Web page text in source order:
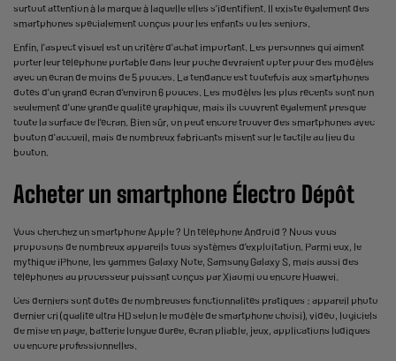
surtout attention à la marque à laquelle elles s'identifient. Il existe également des
smartphones spécialement conçus pour les enfants ou les seniors.
Enfin, l'aspect visuel est un critère d'achat important. Les personnes qui aiment
porter leur téléphone portable dans leur poche devraient opter pour des modèles
avec un écran de moins de 5 pouces. La tendance est toutefois aux smartphones
dotés d'un grand écran d'environ 6 pouces. Les modèles les plus récents sont non
seulement d'une grande qualité graphique, mais ils couvrent également presque
toute la surface de l'écran. Bien sûr, on peut encore trouver des smartphones avec
bouton d'accueil, mais de nombreux fabricants misent sur le tactile au lieu du
bouton.
Acheter un smartphone Électro Dépôt
Vous cherchez un smartphone Apple ? Un téléphone Android ? Nous vous
proposons de nombreux appareils tous systèmes d’exploitation. Parmi eux, le
mythique iPhone, les gammes Galaxy Note, Samsung Galaxy S, mais aussi des
téléphones au processeur puissant conçus par Xiaomi ou encore Huawei.
Ces derniers sont dotés de nombreuses fonctionnalités pratiques : appareil photo
dernier cri (qualité ultra HD selon le modèle de smartphone choisi), vidéo, logiciels
de mise en page, batterie longue durée, écran pliable, jeux, applications ludiques
ou encore professionnelles.